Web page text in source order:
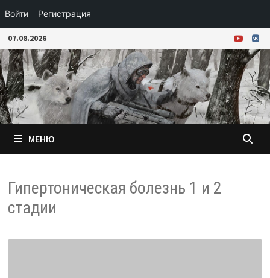
Войти Регистрация
Перейти
к
содержимому
07.08.2026
МЕНЮ
Гипертоническая болезнь 1 и 2
стадии